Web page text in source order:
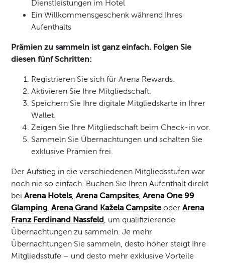
Dienstleistungen im Hotel
Ein Willkommensgeschenk während Ihres
Aufenthalts
Prämien zu sammeln ist ganz einfach. Folgen Sie
diesen fünf Schritten:
Registrieren Sie sich für Arena Rewards.
Aktivieren Sie Ihre Mitgliedschaft.
Speichern Sie Ihre digitale Mitgliedskarte in Ihrer
Wallet.
Zeigen Sie Ihre Mitgliedschaft beim Check-in vor.
Sammeln Sie Übernachtungen und schalten Sie
exklusive Prämien frei.
Der Aufstieg in die verschiedenen Mitgliedsstufen war
noch nie so einfach. Buchen Sie Ihren Aufenthalt direkt
bei Arena Hotels, Arena Campsites, Arena One 99
Glamping, Arena Grand Kažela Campsite oder Arena
Franz Ferdinand Nassfeld, um qualifizierende
Übernachtungen zu sammeln. Je mehr
Übernachtungen Sie sammeln, desto höher steigt Ihre
Mitgliedsstufe – und desto mehr exklusive Vorteile